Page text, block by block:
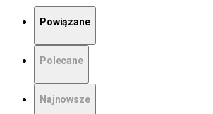
Powiązane
Polecane
Najnowsze